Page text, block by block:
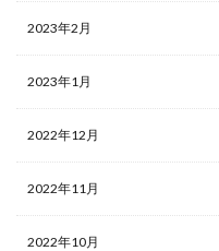
2023年2月
2023年1月
2022年12月
2022年11月
2022年10月